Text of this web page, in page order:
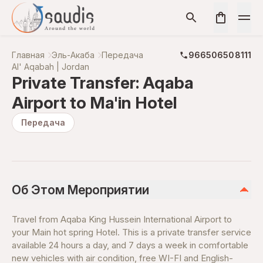
Главная Эль-Акаба Передача
966506508111
Al' Aqabah | Jordan
Private Transfer: Aqaba
Airport to Ma'in Hotel
Передача
Об Этом Мероприятии
Travel from Aqaba King Hussein International Airport to
your Main hot spring Hotel. This is a private transfer service
available 24 hours a day, and 7 days a week in comfortable
new vehicles with air condition, free WI-FI and English-